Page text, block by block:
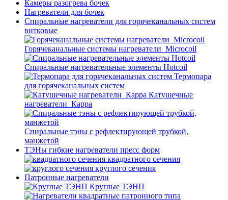
Камеры разогрева бочек
Нагреватели для бочек
Спиральные нагреватели для горячеканальных систем
витковые
Горячеканальные системы нагреватели_Microcoil
Спиральные нагревательные элементы Hotcoil
Термопара
для горячеканальных систем
Катушечные
нагреватели_Карра
Спиральные тэны с рефлектирующей трубкой,
манжетой
ТЭНы гибкие нагреватели пресс форм
квадратного сечения
круглого сечения
Патронные нагреватели
Круглые ТЭНП